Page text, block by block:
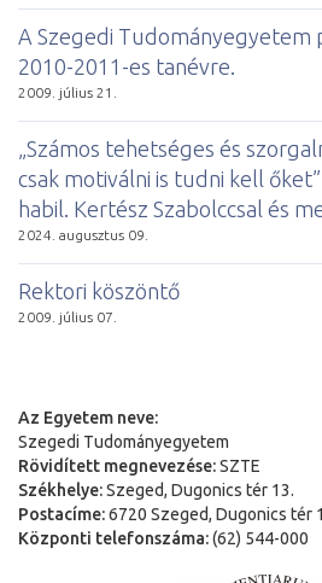
A Szegedi
2010-2011-es tanévre.
2009. július 21.
„Számos tehetséges és
csak motiválni is tudni kell
habil. Kertész Szabolccsal és
2024. augusztus 09.
Rektori köszöntő
2009. július 07.
Az Egyetem neve:
Szegedi Tudományegyetem
Rövidített megnevezése:SZTE
Székhelye:Szeged, Dugonics tér 13.
Postacíme:6720 Szeged, Dugonics tér
Központi telefonszáma:(62) 544-000